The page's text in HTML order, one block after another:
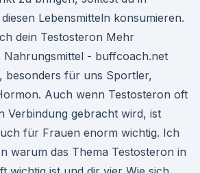
Lebensmitteln konsumieren.
dein Testosteron Mehr
Nahrungsmittel - buffcoach.net
besonders für uns Sportler,
Auch wenn Testosteron oft
Verbindung gebracht wird, ist
für Frauen enorm wichtig. Ich
warum das Thema Testosteron in